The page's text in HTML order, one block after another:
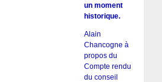
un moment
historique.
Alain
Chancogne à
propos du
Compte rendu
du conseil